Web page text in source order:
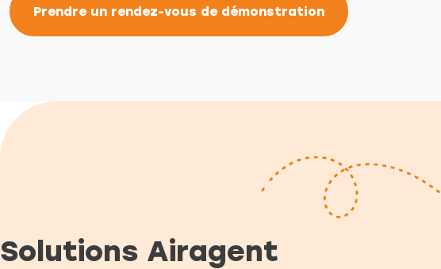
Prendre un rendez-vous de démonstration
Solutions Airagent